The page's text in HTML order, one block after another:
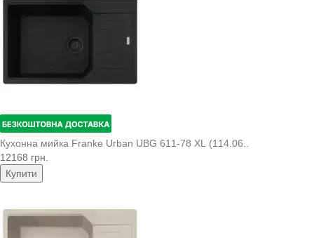
Кухонна мийка Franke Urban UBG 611-78 XL (114.06..
12168 грн.
Купити